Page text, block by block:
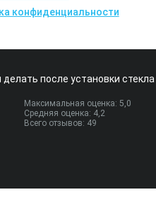
конфиденциальности
делать после установки стекла
Максимальная оценка: 5,0
Средняя оценка: 4,2
Всего отзывов: 49